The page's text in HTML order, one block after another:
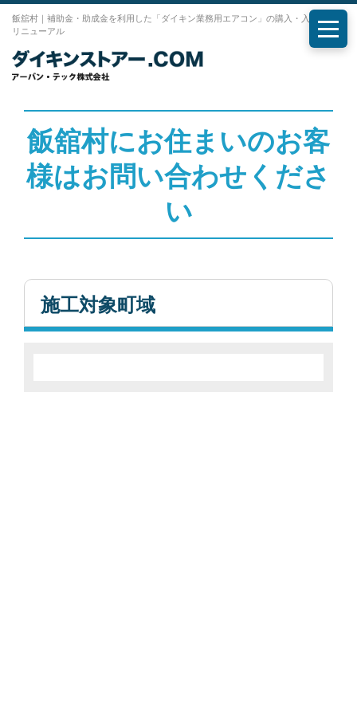
飯舘村｜補助金・助成金を利用した「ダイキン業務用エアコン」の購入・入れ替え・
リニューアル
メニ
飯舘村にお住まいのお客
様はお問い合わせくださ
い
施工対象町域